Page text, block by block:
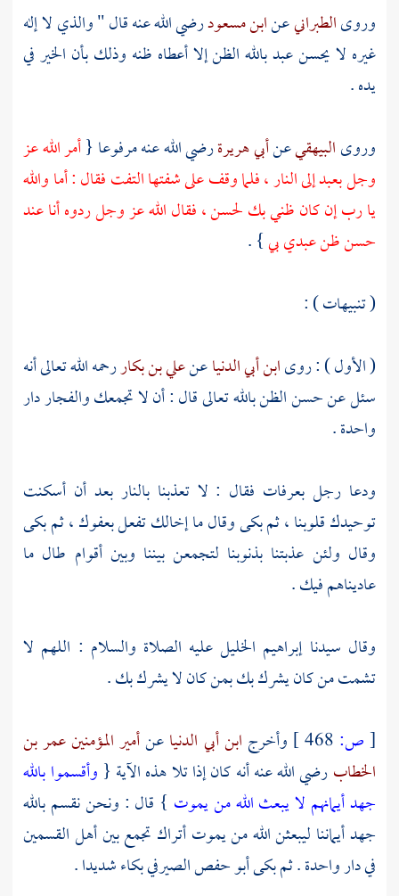
وروىالطبرانيعنابن مسعودرضي الله عنه قال " والذي لا إله
غيره لا يحسن عبد بالله الظن إلا أعطاه ظنه وذلك بأن الخير في
يده .
وروىالبيهقيعنأبي هريرةرضي الله عنه مرفوعا {أمر الله عز
وجل بعبد إلى النار ، فلما وقف على شفتها التفت فقال : أما والله
يا رب إن كان ظني بك لحسن ، فقال الله عز وجل ردوه أنا عند
حسن ظن عبدي بي} .
( تنبيهات ) :
( الأول ) : روىابن أبي الدنياعنعلي بن بكاررحمه الله تعالى أنه
سئل عن حسن الظن بالله تعالى قال : أن لا تجمعك والفجار دار
واحدة .
ودعا رجل بعرفات فقال : لا تعذبنا بالنار بعد أن أسكنت
توحيدك قلوبنا ، ثم بكى وقال ما إخالك تفعل بعفوك ، ثم بكى
وقال ولئن عذبتنا بذنوبنا لتجمعن بيننا وبين أقوام طال ما
عاديناهم فيك .
وقال سيدناإبراهيم الخليل عليه الصلاة والسلام : اللهم لا
تشمت من كان يشرك بك بمن كان لا يشرك بك .
[ص: وأخرج ابن أبي الدنياعنأمير المؤمنين عمر بن
الخطابرضي الله عنه أنه كان إذا تلا هذه الآية { وأقسموا بالله
جهد أيمانهم لا يبعث الله من يموت } قال : ونحن نقسم بالله
جهد أيماننا ليبعثن الله من يموت أتراك تجمع بين أهل القسمين
في دار واحدة . ثم بكىأبو حفص الصيرفيبكاء شديدا .